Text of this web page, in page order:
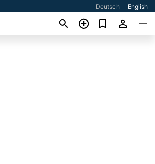
Deutsch English